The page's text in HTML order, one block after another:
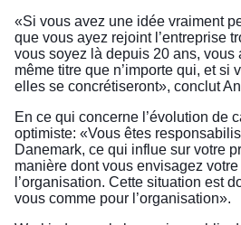
«Si vous avez une idée vraiment
que vous ayez rejoint l’entreprise
vous soyez là depuis 20 ans, vous
même titre que n’importe qui, et si
elles se concrétiseront», conclut
En ce qui concerne l’évolution de
optimiste: «Vous êtes
Danemark, ce qui influe sur votre
manière dont vous envisagez
l’organisation. Cette situation est
vous comme pour l’organisation».